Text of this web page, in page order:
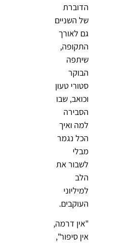
הדוברת
של השניים
גם לאורך
התקופה,
שיתפה
הבוקר
סטורי טעון
וכואב, שבו
הסבירה
למה ואיך
הכל נגמר
מבלי
לשבור את
הלב
למיליוני
העוקבים.
"אין דרמה,
אין סיפור",